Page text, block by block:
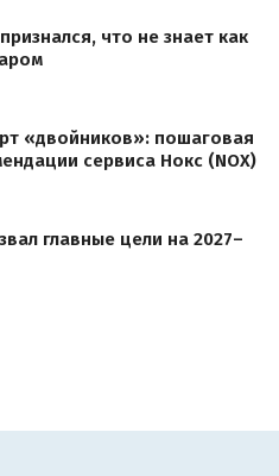
что не знает как
«двойников»: пошаговая
сервиса Нокс (NOX)
главные цели на 2027–